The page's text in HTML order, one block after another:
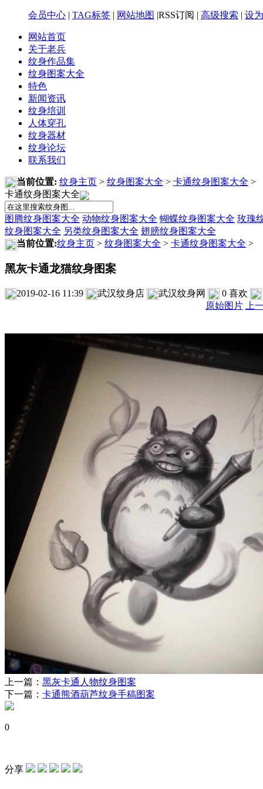
会员中心 | TAG标签 | 网站地图 |RSS订阅 | 高级搜索 | 设
网站首页
关于老兵
纹身作品集
纹身图案大全
特色
新闻资讯
纹身培训
人体穿孔
纹身器材
纹身论坛
联系我们
当前位置: 纹身主页 > 纹身图案大全 > 卡通纹身图案大全 >
卡通纹身图案大全
图腾纹身图案大全 动物纹身图案大全 蝴蝶纹身图案大全 玫瑰
纹身图案大全 另类纹身图案大全 翅膀纹身图案大全
当前位置:纹身主页 > 纹身图案大全 > 卡通纹身图案大全 >
黑灰卡通龙猫纹身图案
2019-02-16 11:39 武汉纹身店 武汉纹身网 0 喜欢
原始图片 上
上一篇： 黑灰卡通人物纹身图案
下一篇： 卡通熊酒葫芦纹身手稿图案
0
分享